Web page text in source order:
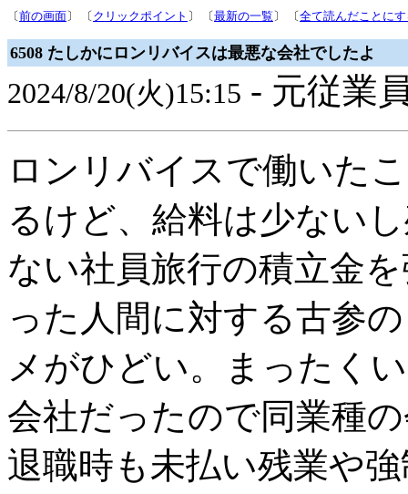
〔前の画面〕 〔 クリックポイント 〕 〔最新の一覧 〕 〔全て読んだことに
6508 たしかにロンリバイスは最悪な会社でしたよ
2024/8/20(火)15:15 - 元従業
ロンリバイスで働いた
るけど、給料は少ない
ない社員旅行の積立金
った人間に対する古参
メがひどい。まったく
会社だったので同業種
退職時も未払い残業や